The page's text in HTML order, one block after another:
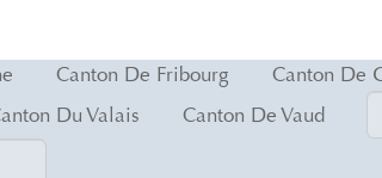
Canton De Fribourg Canton De
Du Valais Canton De Vaud